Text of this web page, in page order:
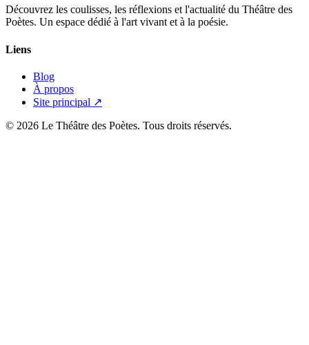
Découvrez les coulisses, les réflexions et l'actualité du Théâtre des
Poètes. Un espace dédié à l'art vivant et à la poésie.
Liens
Blog
À propos
Site principal ↗
© 2026 Le Théâtre des Poètes. Tous droits réservés.